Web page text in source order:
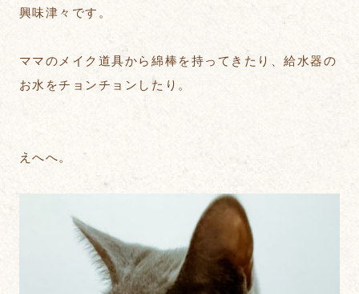
興味津々です。
ママのメイク道具から綿棒を持ってきたり、給水器の
お水をチョンチョンしたり。
えへへ。